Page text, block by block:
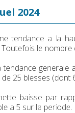
2024
tendance a la
le nombre
25 blesses (dont
baisse par
a 5 sur la periode.